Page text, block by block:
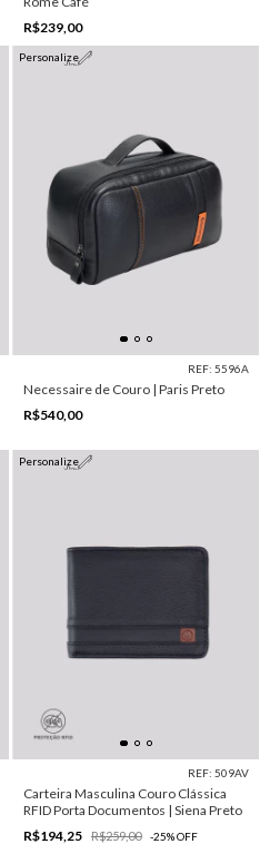
R$239,00
Personalize
REF: 5596A
Necessaire de Couro | Paris Preto
R$540,00
Personalize
REF: 509AV
Carteira Masculina Couro Clássica
RFID Porta Documentos | Siena Preto
R$194,25
R$259,00 -25%OFF